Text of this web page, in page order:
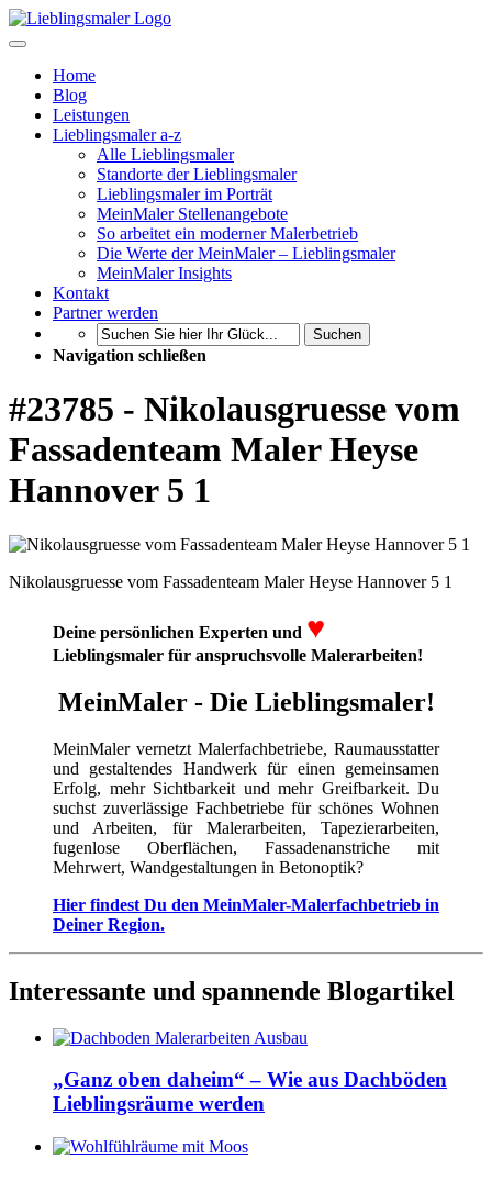
Home
Blog
Leistungen
Lieblingsmaler a-z
Alle Lieblingsmaler
Standorte der Lieblingsmaler
Lieblingsmaler im Porträt
MeinMaler Stellenangebote
So arbeitet ein moderner Malerbetrieb
Die Werte der MeinMaler – Lieblingsmaler
MeinMaler Insights
Kontakt
Partner werden
Suchen
Navigation schließen
#23785 - Nikolausgruesse vom
Fassadenteam Maler Heyse
Hannover 5 1
Nikolausgruesse vom Fassadenteam Maler Heyse Hannover 5 1
Deine persönlichen Experten und ♥
Lieblingsmaler für anspruchsvolle Malerarbeiten!
MeinMaler - Die Lieblingsmaler!
MeinMaler vernetzt Malerfachbetriebe, Raumausstatter
und gestaltendes Handwerk für einen gemeinsamen
Erfolg, mehr Sichtbarkeit und mehr Greifbarkeit. Du
suchst zuverlässige Fachbetriebe für schönes Wohnen
und Arbeiten, für Malerarbeiten, Tapezierarbeiten,
fugenlose Oberflächen, Fassadenanstriche mit
Mehrwert, Wandgestaltungen in Betonoptik?
Hier findest Du den MeinMaler-Malerfachbetrieb in
Deiner Region.
Interessante und spannende Blogartikel
„Ganz oben daheim“ – Wie aus Dachböden
Lieblingsräume werden